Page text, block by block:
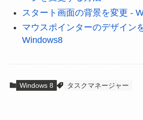
スタート画面の背景を変更 -
マウスポインターのデザイン
Windows8
Windows 8 タスクマネージャー